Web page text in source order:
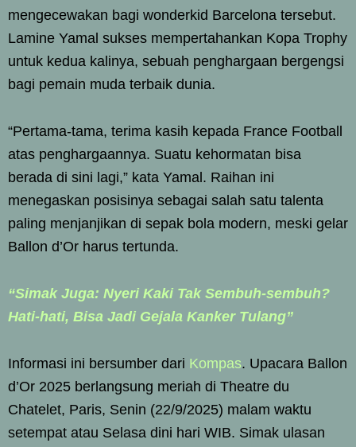
mengecewakan bagi wonderkid Barcelona tersebut.
Lamine Yamal sukses mempertahankan Kopa Trophy
untuk kedua kalinya, sebuah penghargaan bergengsi
bagi pemain muda terbaik dunia.
“Pertama-tama, terima kasih kepada France Football
atas penghargaannya. Suatu kehormatan bisa
berada di sini lagi,” kata Yamal. Raihan ini
menegaskan posisinya sebagai salah satu talenta
paling menjanjikan di sepak bola modern, meski gelar
Ballon d’Or harus tertunda.
“Simak Juga: Nyeri Kaki Tak Sembuh-sembuh?
Hati-hati, Bisa Jadi Gejala Kanker Tulang”
Informasi ini bersumber dari Kompas. Upacara Ballon
d’Or 2025 berlangsung meriah di Theatre du
Chatelet, Paris, Senin (22/9/2025) malam waktu
setempat atau Selasa dini hari WIB. Simak ulasan